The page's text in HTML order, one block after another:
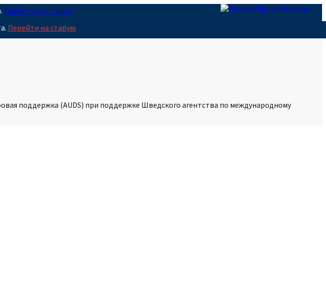
Перейти на старую
Перейти на старую
поддержка (AUDS) при поддержке Шведского агентства по международному